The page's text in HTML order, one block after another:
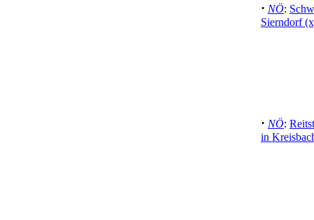
· NÖ:
Sierndorf
· NÖ:
in